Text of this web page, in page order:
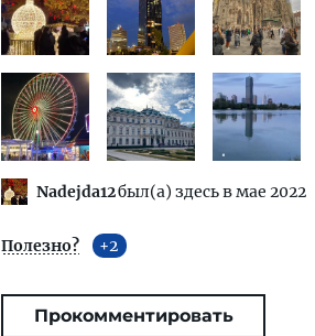
Nadejda12был(а) здесь в мае 2022
Полезно? 2
Прокомментировать